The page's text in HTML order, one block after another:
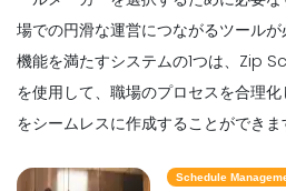
場での円滑な運営につながるツール
機能を満たすシステムの1つは、Zip
を使用して、職場のプロセスを合理
をシームレスに作成することができま
Schedule